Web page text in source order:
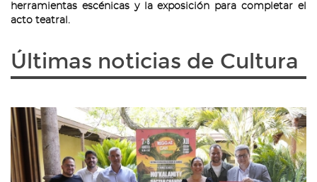
herramientas escénicas y la exposición para completar el
acto teatral.
Últimas noticias de Cultura